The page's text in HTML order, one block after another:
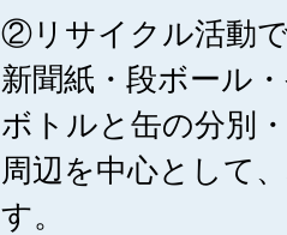
②リサイクル活動
新聞紙・段ボール
ボトルと缶の分別
周辺を中心として
す。